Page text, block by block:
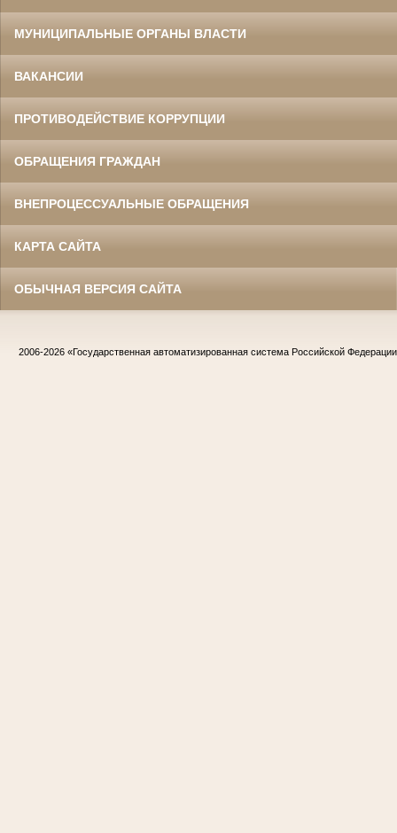
МУНИЦИПАЛЬНЫЕ ОРГАНЫ ВЛАСТИ
ВАКАНСИИ
ПРОТИВОДЕЙСТВИЕ КОРРУПЦИИ
ОБРАЩЕНИЯ ГРАЖДАН
ВНЕПРОЦЕССУАЛЬНЫЕ ОБРАЩЕНИЯ
КАРТА САЙТА
ОБЫЧНАЯ ВЕРСИЯ САЙТА
2006-2026 «Государственная автоматизированная система Российской